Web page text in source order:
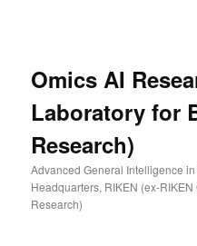
Omics AI
Laboratory for
Research)
Advanced General Intelligence
Headquarters, RIKEN (ex-
Research)